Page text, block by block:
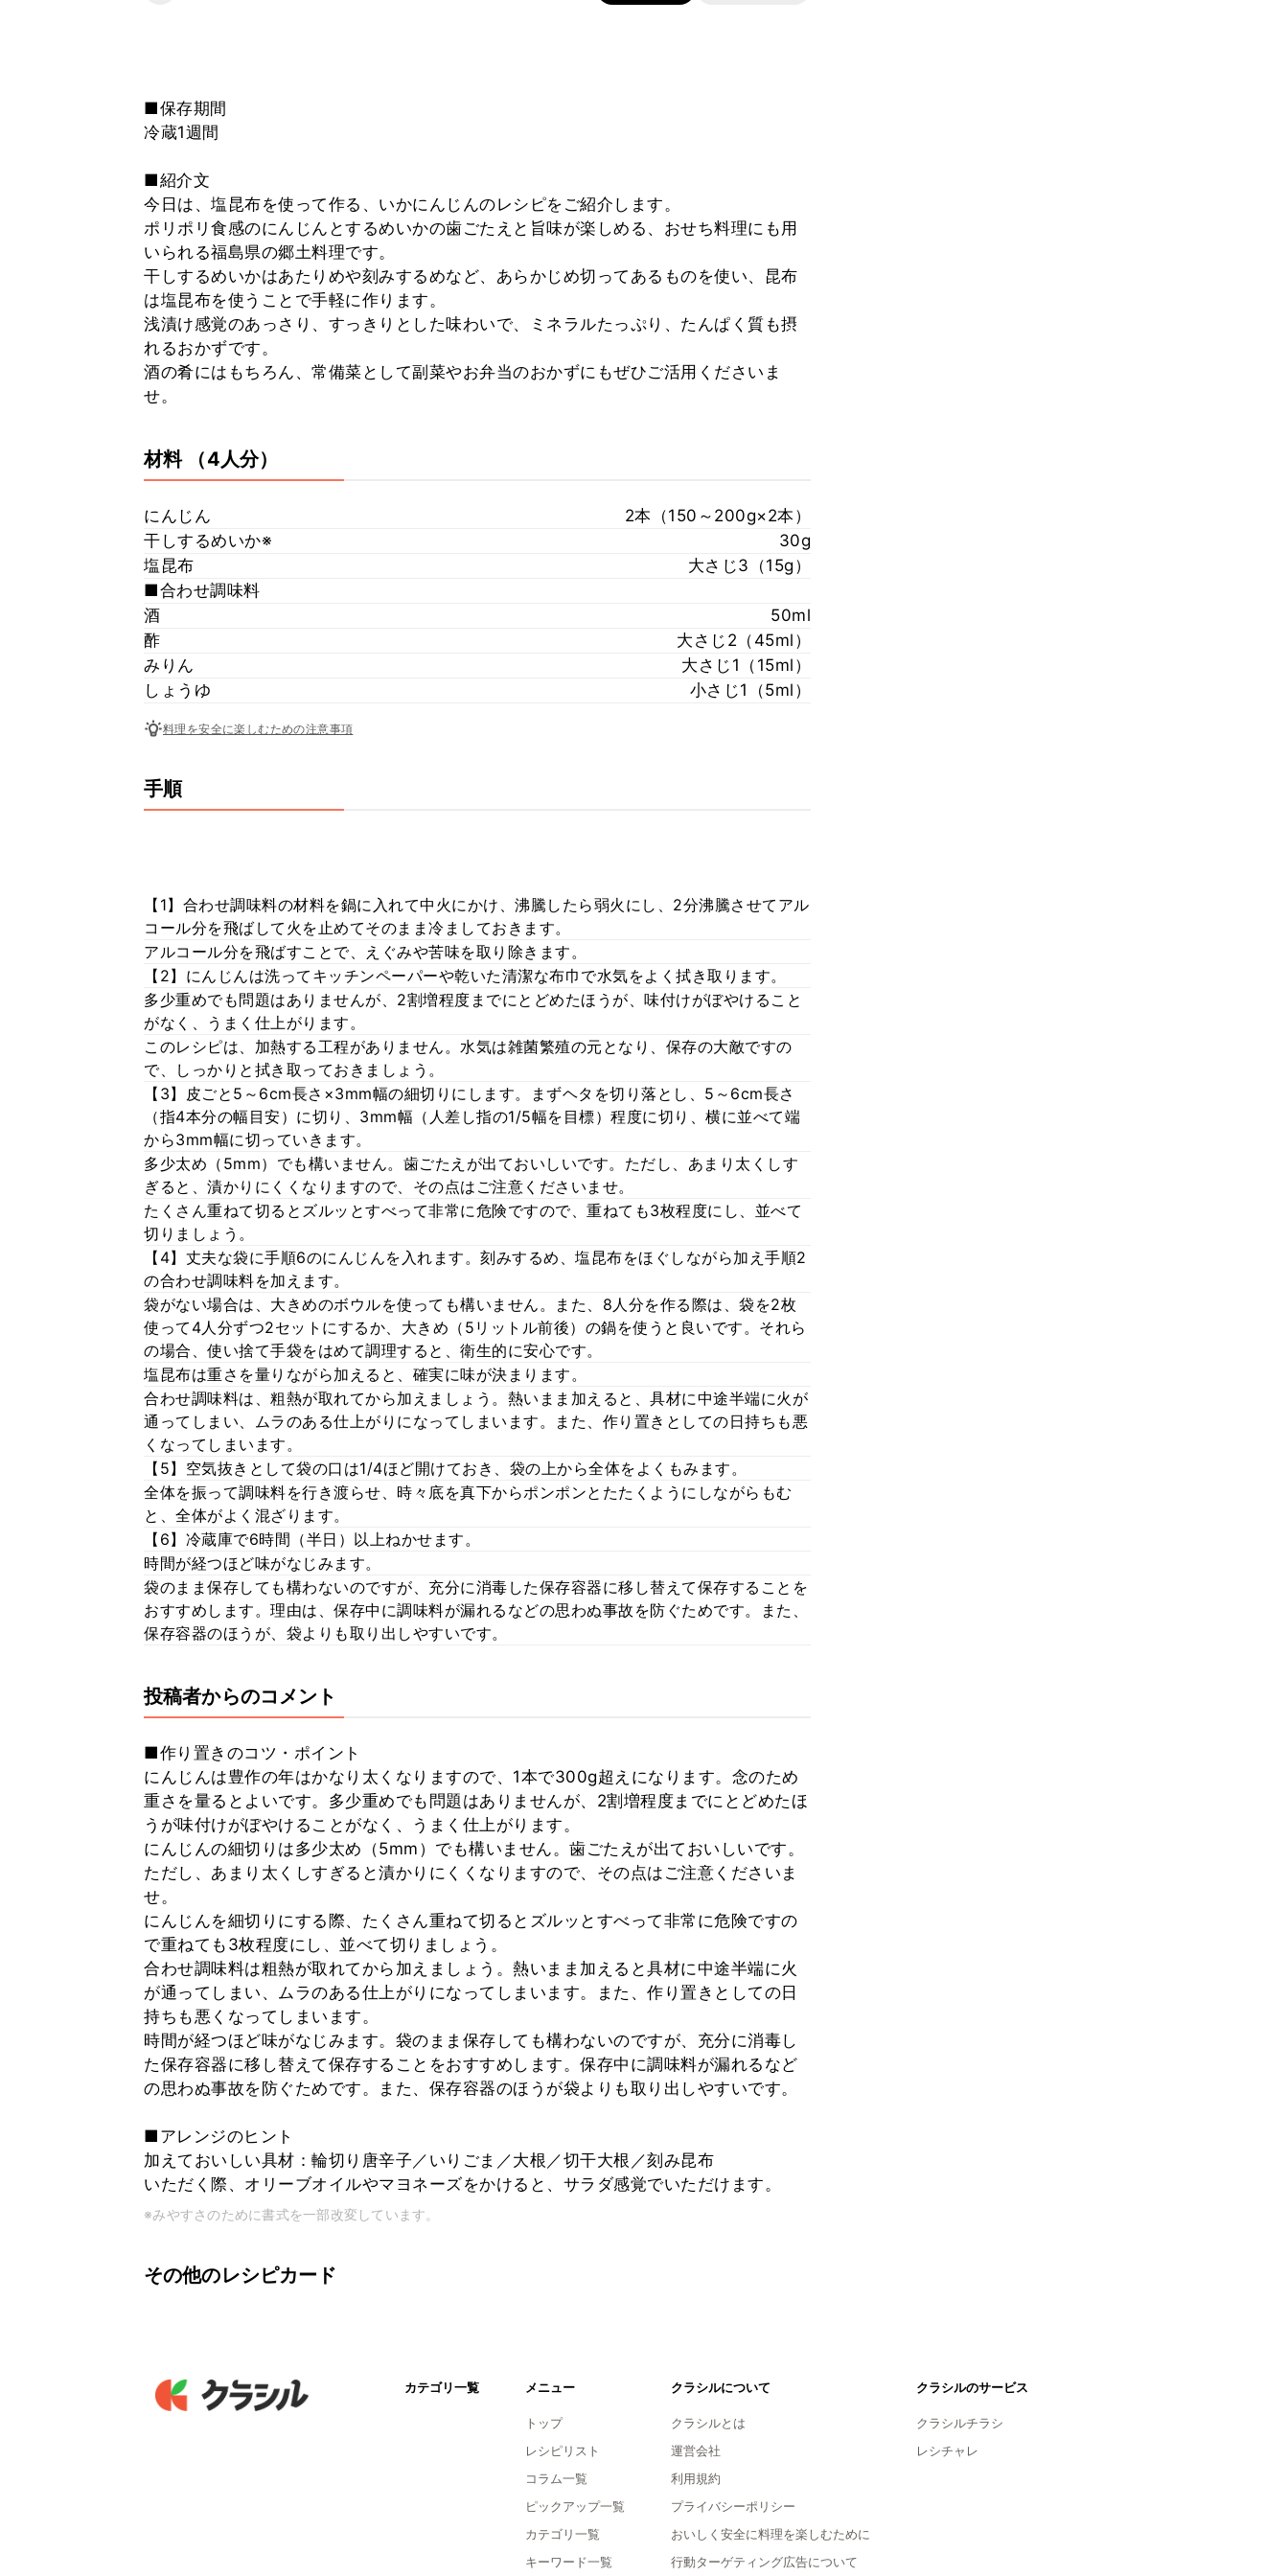
■保存期間
冷蔵1週間
■紹介文
今日は、塩昆布を使って作る、いかにんじんのレシピをご紹介します。
ポリポリ食感のにんじんとするめいかの歯ごたえと旨味が楽しめる、おせち料理にも用
いられる福島県の郷土料理です。
干しするめいかはあたりめや刻みするめなど、あらかじめ切ってあるものを使い、昆布
は塩昆布を使うことで手軽に作ります。
浅漬け感覚のあっさり、すっきりとした味わいで、ミネラルたっぷり、たんぱく質も摂
れるおかずです。
酒の肴にはもちろん、常備菜として副菜やお弁当のおかずにもぜひご活用くださいま
せ。
材料 （4人分）
にんじん
2本（150～200g×2本）
干しするめいか※
30g
塩昆布
大さじ3（15g）
■合わせ調味料
酒
50ml
酢
大さじ2（45ml）
みりん
大さじ1（15ml）
しょうゆ
小さじ1（5ml）
料理を安全に楽しむための注意事項
手順
【1】合わせ調味料の材料を鍋に入れて中火にかけ、沸騰したら弱火にし、2分沸騰させてアル
コール分を飛ばして火を止めてそのまま冷ましておきます。
アルコール分を飛ばすことで、えぐみや苦味を取り除きます。
【2】にんじんは洗ってキッチンペーパーや乾いた清潔な布巾で水気をよく拭き取ります。
多少重めでも問題はありませんが、2割増程度までにとどめたほうが、味付けがぼやけること
がなく、うまく仕上がります。
このレシピは、加熱する工程がありません。水気は雑菌繁殖の元となり、保存の大敵ですの
で、しっかりと拭き取っておきましょう。
【3】皮ごと5～6cm長さ×3mm幅の細切りにします。まずヘタを切り落とし、5～6cm長さ
（指4本分の幅目安）に切り、3mm幅（人差し指の1/5幅を目標）程度に切り、横に並べて端
から3mm幅に切っていきます。
多少太め（5mm）でも構いません。歯ごたえが出ておいしいです。ただし、あまり太くしす
ぎると、漬かりにくくなりますので、その点はご注意くださいませ。
たくさん重ねて切るとズルッとすべって非常に危険ですので、重ねても3枚程度にし、並べて
切りましょう。
【4】丈夫な袋に手順6のにんじんを入れます。刻みするめ、塩昆布をほぐしながら加え手順2
の合わせ調味料を加えます。
袋がない場合は、大きめのボウルを使っても構いません。また、8人分を作る際は、袋を2枚
使って4人分ずつ2セットにするか、大きめ（5リットル前後）の鍋を使うと良いです。それら
の場合、使い捨て手袋をはめて調理すると、衛生的に安心です。
塩昆布は重さを量りながら加えると、確実に味が決まります。
合わせ調味料は、粗熱が取れてから加えましょう。熱いまま加えると、具材に中途半端に火が
通ってしまい、ムラのある仕上がりになってしまいます。また、作り置きとしての日持ちも悪
くなってしまいます。
【5】空気抜きとして袋の口は1/4ほど開けておき、袋の上から全体をよくもみます。
全体を振って調味料を行き渡らせ、時々底を真下からポンポンとたたくようにしながらもむ
と、全体がよく混ざります。
【6】冷蔵庫で6時間（半日）以上ねかせます。
時間が経つほど味がなじみます。
袋のまま保存しても構わないのですが、充分に消毒した保存容器に移し替えて保存することを
おすすめします。理由は、保存中に調味料が漏れるなどの思わぬ事故を防ぐためです。また、
保存容器のほうが、袋よりも取り出しやすいです。
投稿者からのコメント
■作り置きのコツ・ポイント
にんじんは豊作の年はかなり太くなりますので、1本で300g超えになります。念のため
重さを量るとよいです。多少重めでも問題はありませんが、2割増程度までにとどめたほ
うが味付けがぼやけることがなく、うまく仕上がります。
にんじんの細切りは多少太め（5mm）でも構いません。歯ごたえが出ておいしいです。
ただし、あまり太くしすぎると漬かりにくくなりますので、その点はご注意くださいま
せ。
にんじんを細切りにする際、たくさん重ねて切るとズルッとすべって非常に危険ですの
で重ねても3枚程度にし、並べて切りましょう。
合わせ調味料は粗熱が取れてから加えましょう。熱いまま加えると具材に中途半端に火
が通ってしまい、ムラのある仕上がりになってしまいます。また、作り置きとしての日
持ちも悪くなってしまいます。
時間が経つほど味がなじみます。袋のまま保存しても構わないのですが、充分に消毒し
た保存容器に移し替えて保存することをおすすめします。保存中に調味料が漏れるなど
の思わぬ事故を防ぐためです。また、保存容器のほうが袋よりも取り出しやすいです。
■アレンジのヒント
加えておいしい具材：輪切り唐辛子／いりごま／大根／切干大根／刻み昆布
いただく際、オリーブオイルやマヨネーズをかけると、サラダ感覚でいただけます。
※みやすさのために書式を一部改変しています。
その他のレシピカード
カテゴリ一覧 メニュー
トップ
レシピリスト
コラム一覧
ピックアップ一覧
カテゴリ一覧
キーワード一覧
クラシルについて
クラシルとは
運営会社
利用規約
プライバシーポリシー
おいしく安全に料理を楽しむために
行動ターゲティング広告について
クラシルのサービス
クラシルチラシ
レシチャレ